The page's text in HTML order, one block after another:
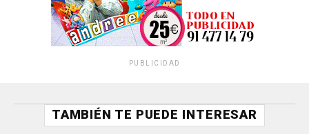
PUBLICIDAD
TAMBIÉN TE PUEDE INTERESAR